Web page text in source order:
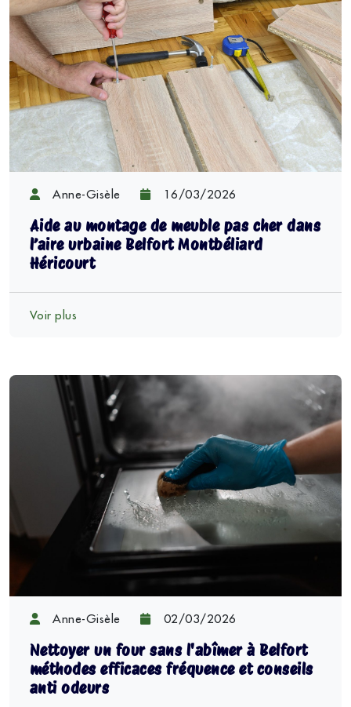
Anne-Gisèle 16/03/2026
Aide au montage de meuble pas cher dans
l’aire urbaine Belfort Montbéliard
Héricourt
Voir plus
Anne-Gisèle 02/03/2026
Nettoyer un four sans l'abîmer à Belfort
méthodes efficaces fréquence et conseils
anti odeurs